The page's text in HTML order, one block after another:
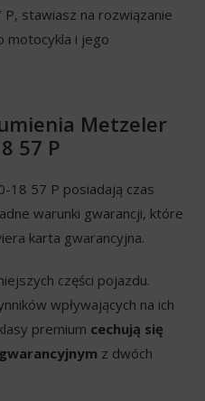
stawiasz na rozwiązanie
motocykla i jego
Metzeler
57 P
18 57 P posiadają czas
warunki gwarancji, które
karta gwarancyjna.
części pojazdu.
wpływających na ich
premium cechują się
z dwóch